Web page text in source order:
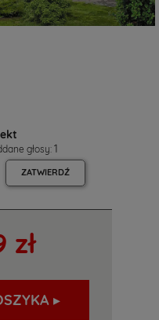
głosy:1
ZATWIERDŹ
zł
▸